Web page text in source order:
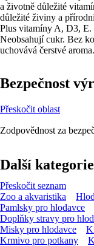
a životně důležité
důležité živiny a
Plus vitamíny A, D3, E.
Neobsahují cukr. Bez
uchovává čerstvé aroma.
Bezpečnost
Přeskočit oblast
Zodpovědnost za
Další kategorie
Přeskočit seznam
Zoo a akvaristika
Pamlsky pro hlodavce
Doplňky stravy pro
Misky pro hlodavce
Krmivo pro potkany